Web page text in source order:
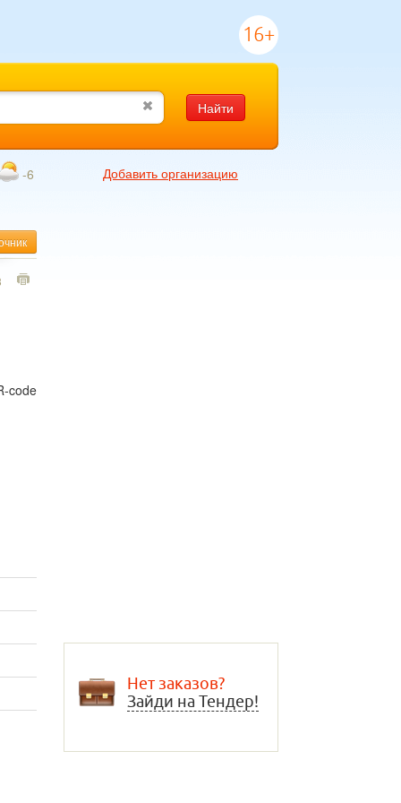
16+
Найти
-6
Добавить организацию
Нет заказов?
Зайди на Тендер!